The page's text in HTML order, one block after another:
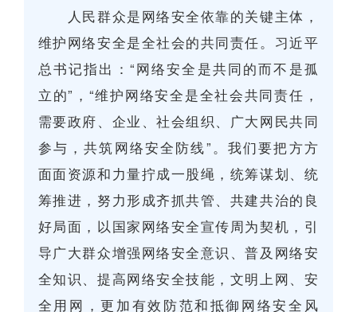
人民群众是网络安全依靠的关键主体，
维护网络安全是全社会的共同责任。习近平
总书记指出：“网络安全是共同的而不是孤
立的”，“维护网络安全是全社会共同责任，
需要政府、企业、社会组织、广大网民共同
参与，共筑网络安全防线”。我们要把方方
面面资源和力量拧成一股绳，统筹谋划、统
筹推进，努力形成齐抓共管、共建共治的良
好局面，以国家网络安全宣传周为契机，引
导广大群众增强网络安全意识、普及网络安
全知识、提高网络安全技能，文明上网、安
全用网，更加有效防范和抵御网络安全风